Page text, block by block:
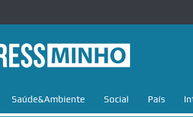
Saúde&Ambiente Social País